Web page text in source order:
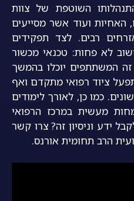
השוטפת של צוות
האחיות ועוד אשר מסייעים
רבים. לצד תפקידים
לא פחות: טכנאי מכשור
זה המשתתפים יוכלו בהמשך
ציוד רפואי מתקדם ואף
כמו כן, לאורך לימודים
מעשית במרכז הרפואי
ידע וניסיון זה? צרו קשר
הרב תחומית אורנס.